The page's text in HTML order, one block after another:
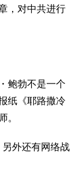
，对中共进行
鲍勃不是一个
纸《耶路撒冷
。
外还有网络战